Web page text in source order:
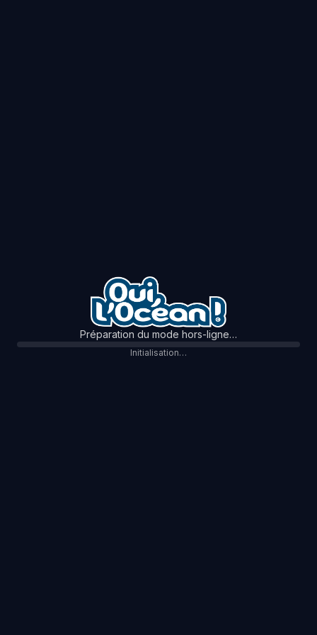
Préparation du mode hors-ligne…
Initialisation…